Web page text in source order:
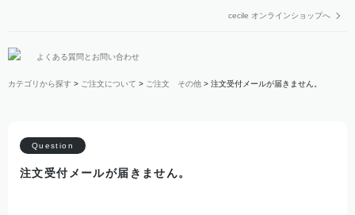
cecile オンラインショップへ
よくある質問とお問い合わせ
カテゴリから探す > ご注文について > ご注文 その他 > 注文受付メールが届きません。
注文受付メールが届きません。